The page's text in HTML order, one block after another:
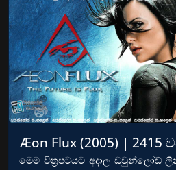
Æon Flux (2005) |
මෙම චිත්‍රපටයට අදාල ඩවුන්ලෝඩ්